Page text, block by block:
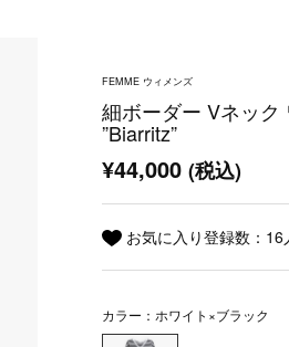
FEMME ウィメンズ
細ボーダー Vネック
”Biarritz”
¥44,000(税込)
お気に入り登録数： 16
カラー：ホワイト×ブラック